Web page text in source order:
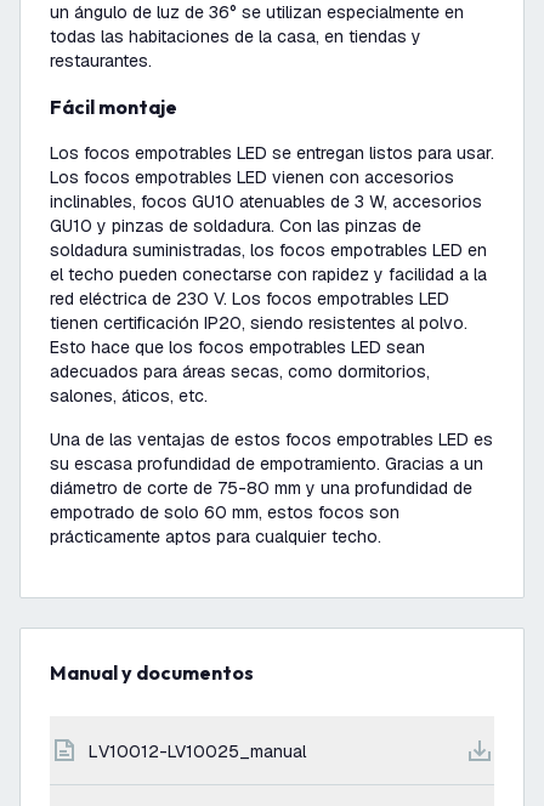
un ángulo de luz de 36° se utilizan especialmente en
todas las habitaciones de la casa, en tiendas y
restaurantes.
Fácil montaje
Los focos empotrables LED se entregan listos para usar.
Los focos empotrables LED vienen con accesorios
inclinables, focos GU10 atenuables de 3 W, accesorios
GU10 y pinzas de soldadura. Con las pinzas de
soldadura suministradas, los focos empotrables LED en
el techo pueden conectarse con rapidez y facilidad a la
red eléctrica de 230 V. Los focos empotrables LED
tienen certificación IP20, siendo resistentes al polvo.
Esto hace que los focos empotrables LED sean
adecuados para áreas secas, como dormitorios,
salones, áticos, etc.
Una de las ventajas de estos focos empotrables LED es
su escasa profundidad de empotramiento. Gracias a un
diámetro de corte de 75-80 mm y una profundidad de
empotrado de solo 60 mm, estos focos son
prácticamente aptos para cualquier techo.
Manual y documentos
LV10012-LV10025_manual